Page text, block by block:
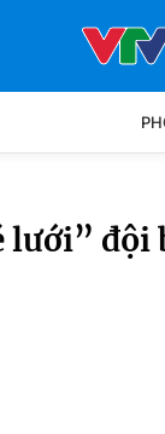
đội